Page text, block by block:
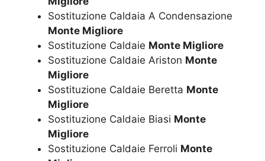
Sostituzione Caldaia A Condensazione
Monte Migliore
Sostituzione Caldaie Monte Migliore
Sostituzione Caldaie Ariston Monte
Migliore
Sostituzione Caldaie Beretta Monte
Migliore
Sostituzione Caldaie Biasi Monte
Migliore
Sostituzione Caldaie Ferroli Monte